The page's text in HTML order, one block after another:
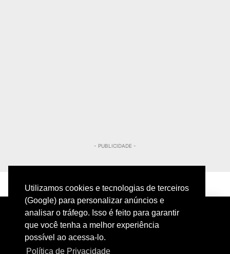
Utilizamos cookies e tecnologias de terceiros
(Google) para personalizar anúncios e
analisar o tráfego. Isso é feito para garantir
que você tenha a melhor experiência
possível ao acessa-lo.
Política de Privacidade
- PUBLICIDADE -